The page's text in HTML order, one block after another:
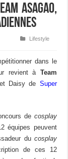
Asagao,
Lifestyle
dans le
revient à Team
Daisy de Super
de cosplay
équipes peuvent
du cosplay
de ces 12